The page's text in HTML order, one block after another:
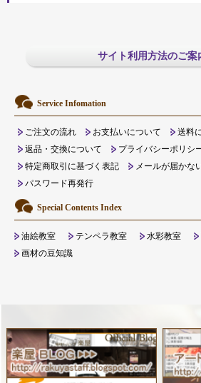
サイト利用方法のご案
Service Infomation
ご注文の流れ お支払いについて
送料
返品・交換について
プライバシーポリシ
特定商取引に基づく表記
メールが届かな
パスワード再発行
Special Contents Index
油絵教室 テンペラ教室 水彩教室
画材の豆知識